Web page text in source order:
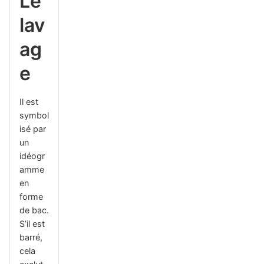
lav
ag
e
Il est
symbol
isé par
un
idéogr
amme
en
forme
de bac.
S’il est
barré,
cela